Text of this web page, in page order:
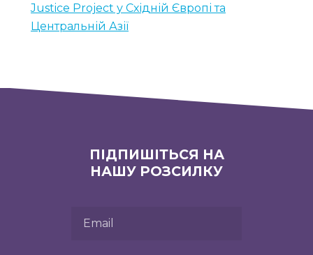
Justice Project у Східній Європі та
Центральній Азії
ПІДПИШІТЬСЯ НА
НАШУ РОЗСИЛКУ